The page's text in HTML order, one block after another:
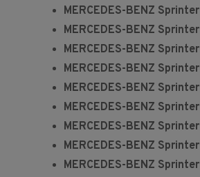
MERCEDES-BENZ
MERCEDES-BENZ
MERCEDES-BENZ
MERCEDES-BENZ
MERCEDES-BENZ
MERCEDES-BENZ
MERCEDES-BENZ
MERCEDES-BENZ
MERCEDES-BENZ